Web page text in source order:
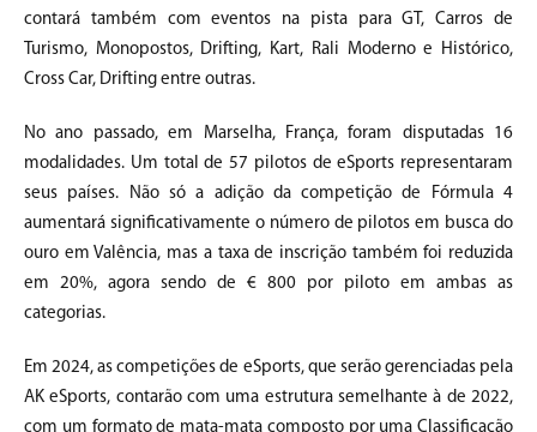
contará também com eventos na pista para GT, Carros de
Turismo, Monopostos, Drifting, Kart, Rali Moderno e Histórico,
Cross Car, Drifting entre outras.
No ano passado, em Marselha, França, foram disputadas 16
modalidades. Um total de 57 pilotos de eSports representaram
seus países. Não só a adição da competição de Fórmula 4
aumentará significativamente o número de pilotos em busca do
ouro em Valência, mas a taxa de inscrição também foi reduzida
em 20%, agora sendo de € 800 por piloto em ambas as
categorias.
Em 2024, as competições de eSports, que serão gerenciadas pela
AK eSports, contarão com uma estrutura semelhante à de 2022,
com um formato de mata-mata composto por uma Classificação